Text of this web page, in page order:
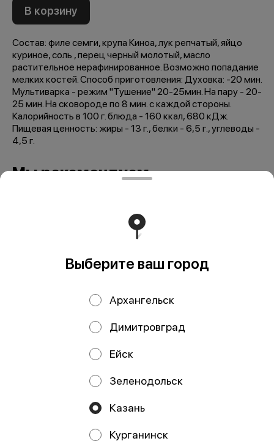
В корзину
Состав: филе семги, крупа Киноа, лук репчатый, яйцо
куриное, соль , перец черный молотый, масло
растительное нерафинированное. Возможно попадание
мелких костей. Способ приготовления: Духовка: -20 мин.
Мультиварка - режим "Тушение" 20-25мин. На пару - 20-
25 мин. На сковороде по 8 мин. с каждой стороны.
Калорийность в 100 г. блюда - 160 ккал, 680 кДж.
Пищевая ценность: жиры - 13 г., белки - 6,5 г., углеводы -
4,5 г.
Мы рекомендуем
Котлеты из рыбы
лососевых пород с
тресковых пород с
ИП Давлетшина Гульназ Рашитовна
ОГРНИП: 322169000110719 Расчетный счет:
Выберите ваш город
Архангельск
Димитровград
Ейск
Зеленодольск
Казань
Курганинск